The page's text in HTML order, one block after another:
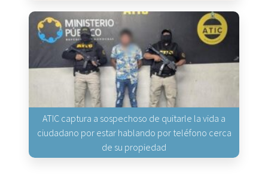
ATIC captura a sospechoso de quitarle la vida a
ciudadano por estar hablando por teléfono cerca
de su propiedad